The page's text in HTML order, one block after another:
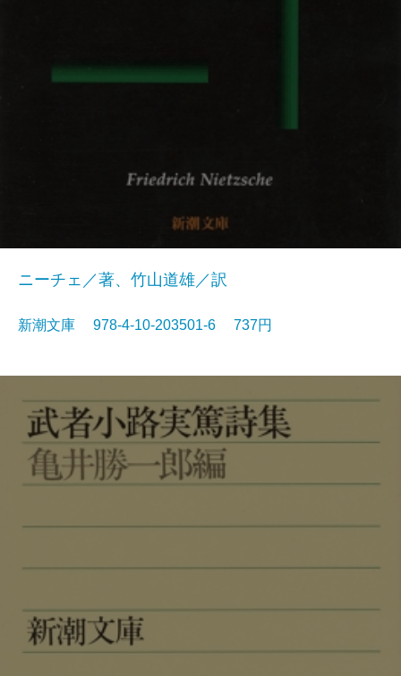
ニーチェ／著、竹山道雄／訳
新潮文庫 978-4-10-203501-6 737円